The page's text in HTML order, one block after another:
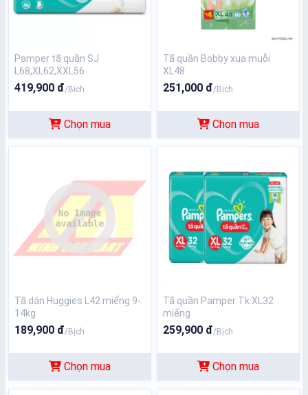
Pamper tã quần SJ
L68,XL62,XXL56
419,900 đ/Bịch
Chọn mua
Tã quần Bobby xua muỗi
XL48
251,000 đ/Bịch
Chọn mua
Tã dán Huggies L42 miếng 9-
14kg
189,900 đ/Bịch
Chọn mua
Tã quần Pamper Tk XL32
miếng
259,900 đ/Bịch
Chọn mua